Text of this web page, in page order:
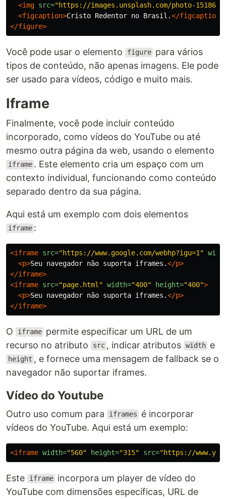
<img src="https://images.unsplash.com/photo-
<figcaption>Cristo Redentor no Brasil.</figcaption>
</figure>
Você pode usar o elemento figure para vários
tipos de conteúdo, não apenas imagens. Ele pode
ser usado para vídeos, código e muito mais.
Iframe
Finalmente, você pode incluir conteúdo
incorporado, como vídeos do YouTube ou até
mesmo outra página da web, usando o elemento
iframe . Este elemento cria um espaço com um
contexto individual, funcionando como conteúdo
separado dentro da sua página.
Aqui está um exemplo com dois elementos
iframe :
<iframe src="https://www.google.com/webhp?igu=1"
<p>Seu navegador não suporta iframes.</p>
</iframe>
<iframe src="page.html" width="400" height="400">
<p>Seu navegador não suporta iframes.</p>
</iframe>
O iframe permite especificar um URL de um
recurso no atributo
src , indicar atributos width e
height , e fornece uma mensagem de fallback se o
navegador não suportar iframes.
Vídeo do Youtube
Outro uso comum para iframes
é incorporar
vídeos do YouTube. Aqui está um exemplo:
<iframe width="560" height="315" src="https://
Este iframe incorpora um player de vídeo do
YouTube com dimensões específicas, URL de